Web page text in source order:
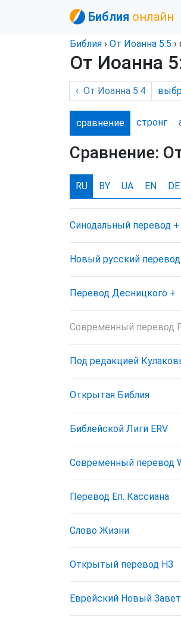
Библия онлайн
Библия › От Иоанна 5:5
От Иоанна
‹ От Иоанна 5:4
сравнение стронг
Сравнение:
RU BY UA EN DE
Синодальный перевод +
Новый русский перевод
Перевод Десницкого +
Современный перевод
Под редакцией
Открытая Библия
Библейской Лиги ERV
Cовременный перевод
Перевод Еп. Кассиана
Слово Жизни
Открытый перевод НЗ
Еврейский Новый Завет